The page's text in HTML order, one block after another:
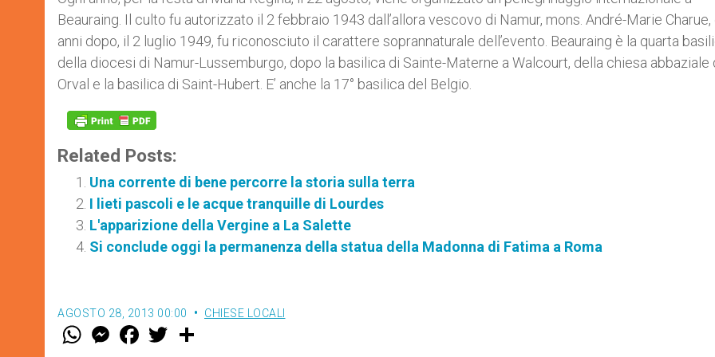
Beauraing. Il culto fu autorizzato il 2 febbraio 1943 dall’allora vescovo di Namur, mons. André-Marie Charue,
anni dopo, il 2 luglio 1949, fu riconosciuto il ​​carattere soprannaturale dell’evento. Beauraing è la quarta
della diocesi di Namur-Lussemburgo, dopo la basilica di Sainte-Materne a Walcourt, della chiesa abbaziale
Orval e la basilica di Saint-Hubert. E’ anche la 17° basilica del Belgio.
Related Posts:
Una corrente di bene percorre la storia sulla terra
I lieti pascoli e le acque tranquille di Lourdes
L'apparizione della Vergine a La Salette
Si conclude oggi la permanenza della statua della Madonna di Fatima a Roma
AGOSTO 28, 2013 00:00 CHIESE LOCALI
W M
e
F
a w